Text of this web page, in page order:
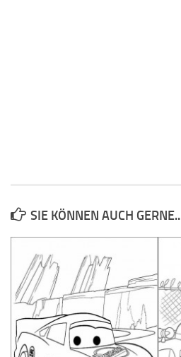
SIE KÖNNEN AUCH GERNE..